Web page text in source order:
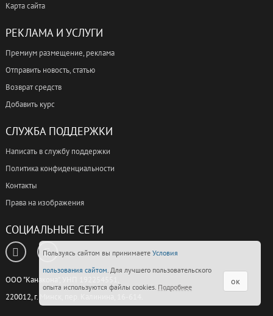
Карта сайта
РЕКЛАМА И УСЛУГИ
Премиум размещение, реклама
Отправить новость, статью
Возврат средств
Добавить курс
СЛУЖБА ПОДДЕРЖКИ
Написать в службу поддержки
Политика конфиденциальности
Контакты
Права на изображения
СОЦИАЛЬНЫЕ СЕТИ
ООО "Канакона", УНП 192254551,
220012, г. Минск, пер. Калинина, 16-614.
Пользуясь сайтом вы принимаете Условия
пользования сайтом. Для лучшего пользовательского
опыта используются файлы cookies. Подробнее
ок